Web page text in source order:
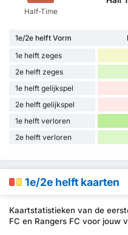
Half-Time
1e/2e helft Vorm
1e helft zeges
2e helft zeges
1e helft gelijkspel
2e helft gelijkspel
1e helft verloren
2e helft verloren
1e/2e helft kaarten
Kaartstatistieken van de
FC en Rangers FC voor jouw